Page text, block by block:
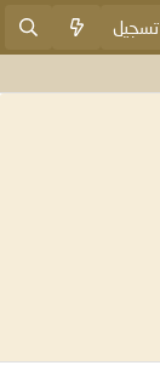
تسجيل